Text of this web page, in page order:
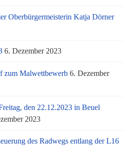
Oberbürgermeisterin Katja Dörner
6. Dezember 2023
zum Malwettbewerb 6. Dezember
den 22.12.2023 in Beuel
2023
des Radwegs entlang der L16